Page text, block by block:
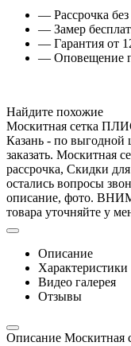
— Рассрочка без
— Замер
— Гарантия от
— Оповещение
Найдите похожие
Москитная сетка
Казань - по выгодной
заказать. Москитная
рассрочка, Скидки
остались вопросы
описание, фото.
товара уточняйте у
Описание
Характеристики
Видео галерея
Отзывы
Описание